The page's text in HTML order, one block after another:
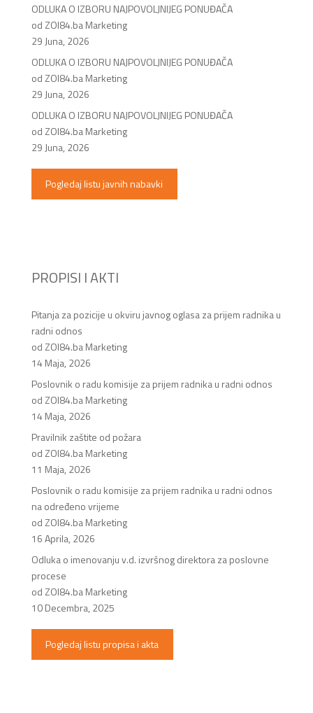
ODLUKA O IZBORU NAJPOVOLJNIJEG PONUĐAČA
od ZOI84.ba Marketing
29 Juna, 2026
ODLUKA O IZBORU NAJPOVOLJNIJEG PONUĐAČA
od ZOI84.ba Marketing
29 Juna, 2026
ODLUKA O IZBORU NAJPOVOLJNIJEG PONUĐAČA
od ZOI84.ba Marketing
29 Juna, 2026
Pogledaj listu javnih nabavki
PROPISI I AKTI
Pitanja za pozicije u okviru javnog oglasa za prijem radnika u
radni odnos
od ZOI84.ba Marketing
14 Maja, 2026
Poslovnik o radu komisije za prijem radnika u radni odnos
od ZOI84.ba Marketing
14 Maja, 2026
Pravilnik zaštite od požara
od ZOI84.ba Marketing
11 Maja, 2026
Poslovnik o radu komisije za prijem radnika u radni odnos
na određeno vrijeme
od ZOI84.ba Marketing
16 Aprila, 2026
Odluka o imenovanju v.d. izvršnog direktora za poslovne
procese
od ZOI84.ba Marketing
10 Decembra, 2025
Pogledaj listu propisa i akta